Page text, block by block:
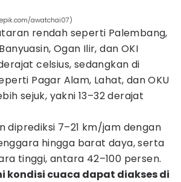
awatchai07)
rendah seperti Palembang,
Ogan Ilir, dan OKI
celsius, sedangkan di
Pagar Alam, Lahat, dan OKU
sejuk, yakni 13–32 derajat
diprediksi 7–21 km/jam dengan
hingga barat daya, serta
tinggi, antara 42–100 persen.
kondisi cuaca dapat diakses di